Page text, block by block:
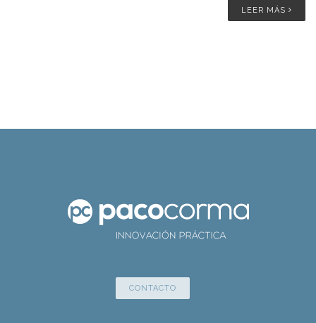
LEER MÁS
CONTACTO